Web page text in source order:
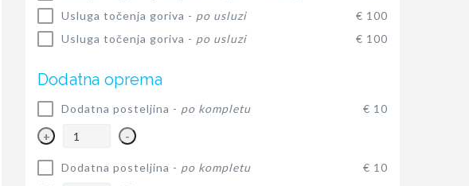
Usluga točenja goriva - po usluzi
€ 100
Usluga točenja goriva - po usluzi € 100
Dodatna oprema
Dodatna posteljina - po kompletu € 10
+ -
Dodatna posteljina - po kompletu € 10